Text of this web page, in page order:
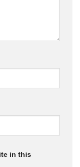
in this